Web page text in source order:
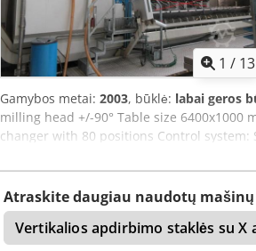
1 / 13
Gamybos metai: 2003, būklė: labai geros
milling head +/-90° Table size 6400x1000
changer with 80 positions Control system:
Tool measurement system Zero-point
Atraskite daugiau naudotų mašinų
Vertikalios apdirbimo staklės su X